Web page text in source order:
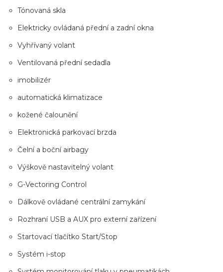
Tónovaná skla
Elektricky ovládaná přední a zadní okna
Vyhřívaný volant
Ventilovaná přední sedadla
imobilizér
automatická klimatizace
kožené čalounění
Elektronická parkovací brzda
Čelní a boční airbagy
Výškově nastavitelný volant
G-Vectoring Control
Dálkově ovládané centrální zamykání
Rozhraní USB a AUX pro externí zařízení
Startovací tlačítko Start/Stop
Systém i-stop